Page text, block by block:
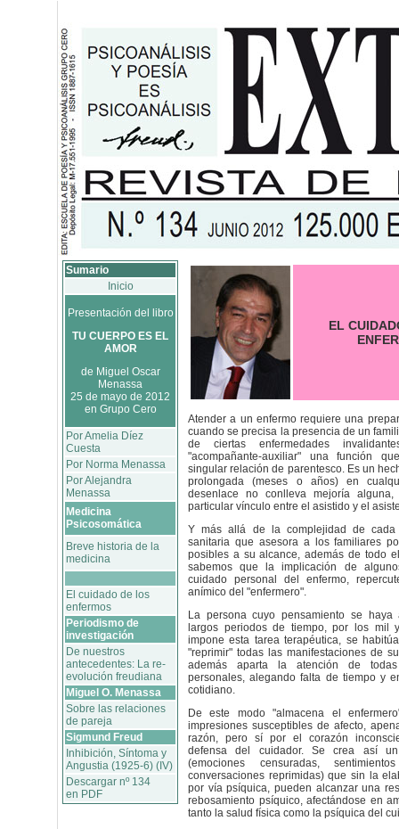
Sumario
Inicio
Presentación del libro
TU CUERPO ES EL
AMOR
de Miguel Oscar
Menassa
25 de mayo de 2012
en Grupo Cero
Por Amelia Díez
Cuesta
Por Norma Menassa
Por Alejandra
Menassa
Medicina
Psicosomática
Breve historia de la
medicina
El cuidado de los
enfermos
Periodismo de
investigación
De nuestros
antecedentes: La re-
evolución freudiana
Miguel O. Menassa
Sobre las relaciones
de pareja
Sigmund Freud
Inhibición, Síntoma y
Angustia (1925-6) (IV)
Descargar nº 134
en PDF
EL
Atender a un enfermo requiere una
cuando se precisa la presencia de un
de ciertas enfermedades
"acompañante-auxiliar" una función
singular relación de parentesco. Es un
prolongada (meses o años) en
desenlace no conlleva mejoría
particular vínculo entre el asistido y el
Y más allá de la complejidad de
sanitaria que asesora a los familiares
posibles a su alcance, además de todo
sabemos que la implicación de
cuidado personal del enfermo,
anímico del "enfermero".
La persona cuyo pensamiento se haya
largos periodos de tiempo, por los mil
impone esta tarea terapéutica, se
"reprimir" todas las manifestaciones de
además aparta la atención de
personales, alegando falta de tiempo y
cotidiano.
De este modo "almacena el
impresiones susceptibles de afecto,
razón, pero sí por el corazón
defensa del cuidador. Se crea así
(emociones censuradas,
conversaciones reprimidas) que sin la
por vía psíquica, pueden alcanzar una
rebosamiento psíquico, afectándose en
tanto la salud física como la psíquica del